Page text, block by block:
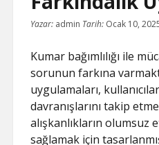
REELS YORUM
SAYFA
TWITTER
TWITTER
Yazar: admin Tarih: Ocak 10,
Kumar bağımlılığı ile
sorunun farkına
uygulamaları,
davranışlarını takip
alışkanlıkların olumsuz
sağlamak için